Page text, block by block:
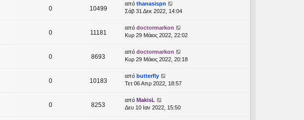
0 10499
από thanasispn
Σάβ 31 Δεκ 2022, 14:04
0 11181
από doctormarkon
Κυρ 29 Μάιος 2022, 22:02
0 8693
από doctormarkon
Κυρ 29 Μάιος 2022, 20:18
0 10183
από butterfly
Τετ 06 Απρ 2022, 18:57
0 8253
από MakisL
Δευ 10 Ιαν 2022, 15:50